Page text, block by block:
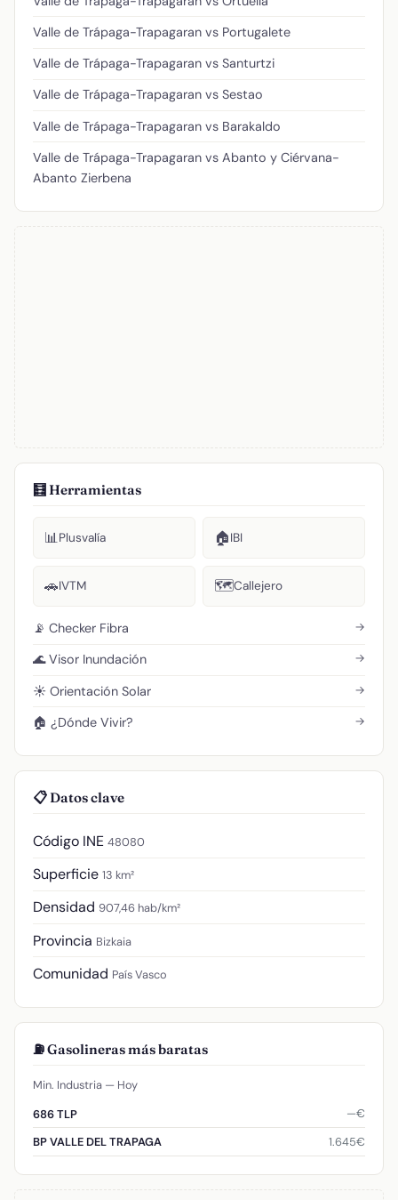
Valle de Trápaga-Trapagaran vs Portugalete
Valle de Trápaga-Trapagaran vs Santurtzi
Valle de Trápaga-Trapagaran vs Sestao
Valle de Trápaga-Trapagaran vs Barakaldo
Valle de Trápaga-Trapagaran vs Abanto y Ciérvana-
Abanto Zierbena
🧮 Herramientas
📊Plusvalía 🏠IBI
🚗IVTM 🗺️Callejero
📡 Checker Fibra →
🌊 Visor Inundación →
☀️ Orientación Solar →
🏠 ¿Dónde Vivir? →
📋 Datos clave
Código INE 48080
Superficie 13 km²
Densidad 907,46 hab/km²
Provincia Bizkaia
Comunidad País Vasco
⛽ Gasolineras más baratas
Min. Industria — Hoy
686 TLP
—€
BP VALLE DEL TRAPAGA
1.645€